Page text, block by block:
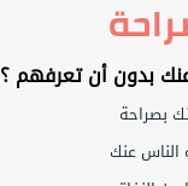
بدون أن تعرفهم ؟
بصراحة
الناس عنك